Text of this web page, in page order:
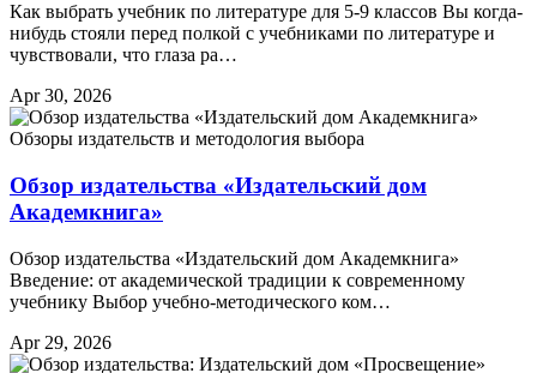
Как выбрать учебник по литературе для 5-9 классов Вы когда-
нибудь стояли перед полкой с учебниками по литературе и
чувствовали, что глаза ра…
Apr 30, 2026
Обзоры издательств и методология выбора
Обзор издательства «Издательский дом
Академкнига»
Обзор издательства «Издательский дом Академкнига»
Введение: от академической традиции к современному
учебнику Выбор учебно-методического ком…
Apr 29, 2026